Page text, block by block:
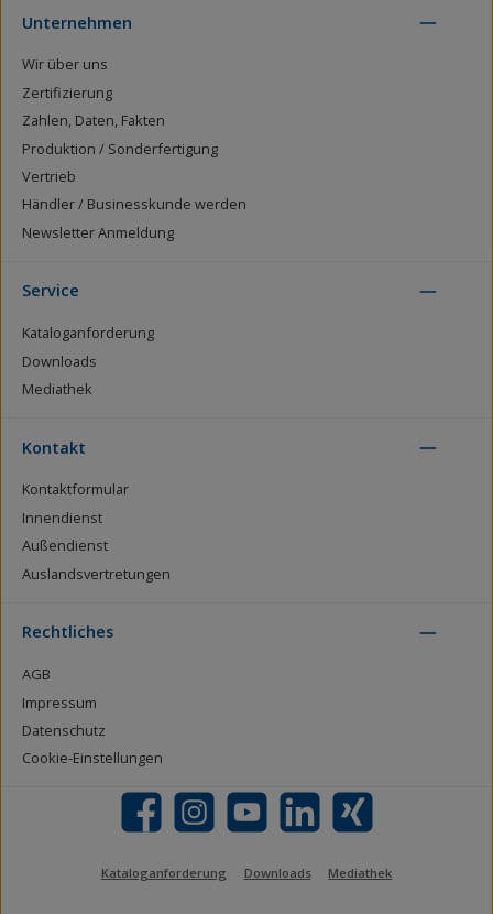
Unternehmen
Wir über uns
Zertifizierung
Zahlen, Daten, Fakten
Produktion / Sonderfertigung
Vertrieb
Händler / Businesskunde werden
Newsletter Anmeldung
Service
Kataloganforderung
Downloads
Mediathek
Kontakt
Kontaktformular
Innendienst
Außendienst
Auslandsvertretungen
Rechtliches
AGB
Impressum
Datenschutz
Cookie-Einstellungen
Facebook Instagram YouTube LinkedIn Xing
Kataloganforderung Downloads Mediathek